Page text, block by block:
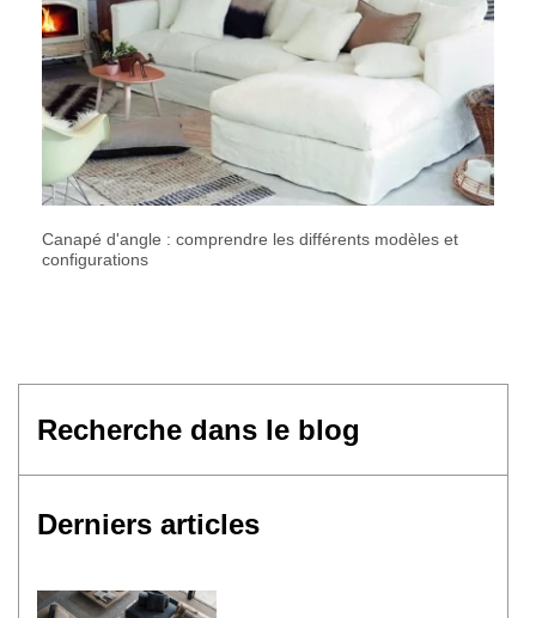
Canapé d'angle : comprendre les différents modèles et
configurations
Derniers articles